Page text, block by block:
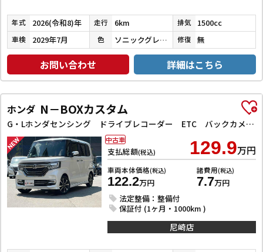
年式 2026(令和8)年 走行 6km 排気 1500cc
車検 2029年7月 色 ソニックグレーパール 修復 無
お問い合わせ 詳細はこちら
ホンダ N－BOXカスタム
G・Lホンダセンシング ドライブレコーダー ETC バックカメラ 両側スライド・片側電動 ナビ TV クリアランスソナー オートクルーズコントロール レーンアシスト 衝突被害軽減システム オートライト スマートキー
支払総額(税込) 129.9万円
車両本体価格(税込)
122.2万円
諸費用(税込)
7.7万円
法定整備：整備付
保証付 (1ヶ月・1000km )
中古車
尼崎店